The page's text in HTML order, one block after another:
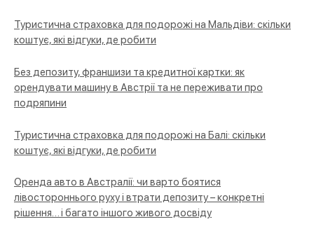
Туристична страховка для подорожі на Мальдіви: скільки
коштує, які відгуки, де робити
Без депозиту, франшизи та кредитної картки: як
орендувати машину в Австрії та не переживати про
подряпини
Туристична страховка для подорожі на Балі: скільки
коштує, які відгуки, де робити
Оренда авто в Австралії: чи варто боятися
лівостороннього руху і втрати депозиту – конкретні
рішення… і багато іншого живого досвіду